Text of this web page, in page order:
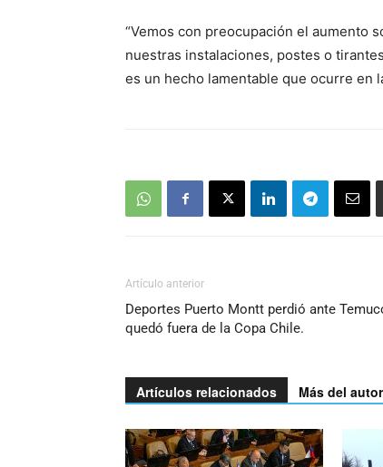
“Vemos con preocupación el aumento
nuestras instalaciones, postes o
es un hecho lamentable que ocurre en
Artículo anterior
Deportes Puerto Montt perdió ante
quedó fuera de la Copa Chile.
Artículos relacionados Más del autor